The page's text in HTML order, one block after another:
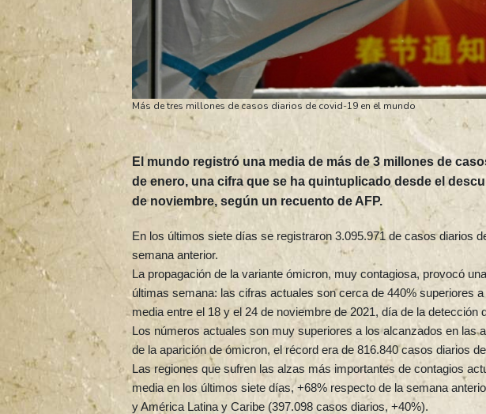
Más de tres millones de casos diarios de covid-19 en el mundo
El mundo registró una media de más de 3 millones de
de enero, una cifra que se ha quintuplicado desde el
de noviembre, según un recuento de AFP.
En los últimos siete días se registraron 3.095.971 de casos diarios
semana anterior.
La propagación de la variante ómicron, muy contagiosa, provocó
últimas semana: las cifras actuales son cerca de 440% superiores
media entre el 18 y el 24 de noviembre de 2021, día de la detección
Los números actuales son muy superiores a los alcanzados en las
de la aparición de ómicron, el récord era de 816.840 casos diarios
Las regiones que sufren las alzas más importantes de contagios
media en los últimos siete días, +68% respecto de la semana
y América Latina y Caribe (397.098 casos diarios, +40%).